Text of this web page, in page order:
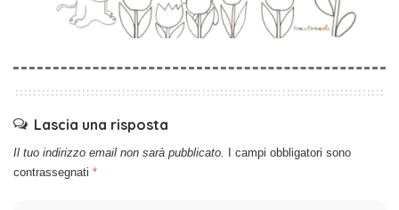
Lascia una risposta
Il tuo indirizzo email non sarà pubblicato.
I campi obbligatori sono
contrassegnati *